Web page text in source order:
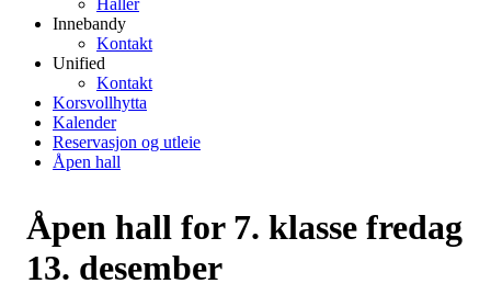
Haller
Innebandy
Kontakt
Unified
Kontakt
Korsvollhytta
Kalender
Reservasjon og utleie
Åpen hall
Åpen hall for 7. klasse fredag
13. desember